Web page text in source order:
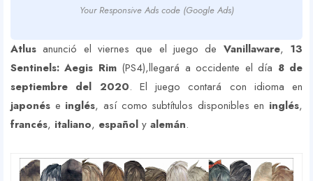
Your Responsive Ads code (Google Ads)
Atlus anunció el viernes que el juego de Vanillaware, 13
Sentinels: Aegis Rim(PS4),llegará a occidente el día 8 de
septiembre del 2020. El juego contará con idioma en
japonés e inglés, así como subtítulos disponibles en inglés,
francés, italiano, español y alemán.